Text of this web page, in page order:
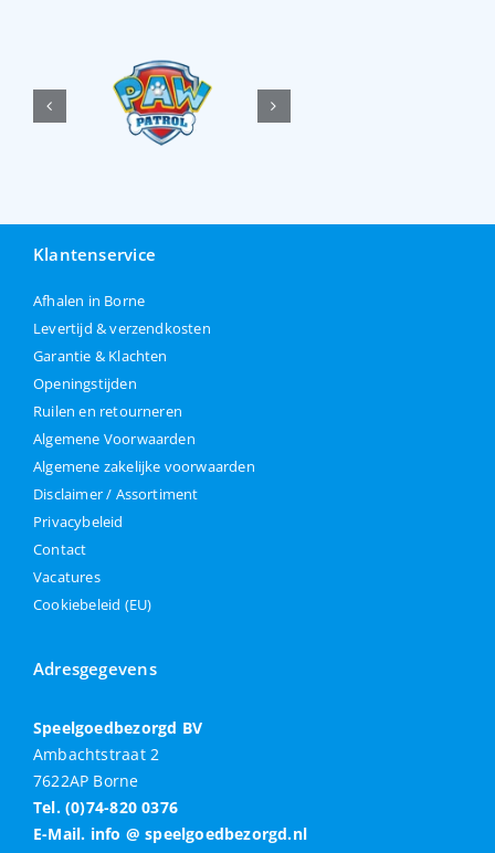
Klantenservice
Afhalen in Borne
Levertijd & verzendkosten
Garantie & Klachten
Openingstijden
Ruilen en retourneren
Algemene Voorwaarden
Algemene zakelijke voorwaarden
Disclaimer / Assortiment
Privacybeleid
Contact
Vacatures
Cookiebeleid (EU)
Adresgegevens
Speelgoedbezorgd BV
Ambachtstraat 2
7622AP Borne
Tel. (0)74-820 0376
E-Mail. info @ speelgoedbezorgd.nl